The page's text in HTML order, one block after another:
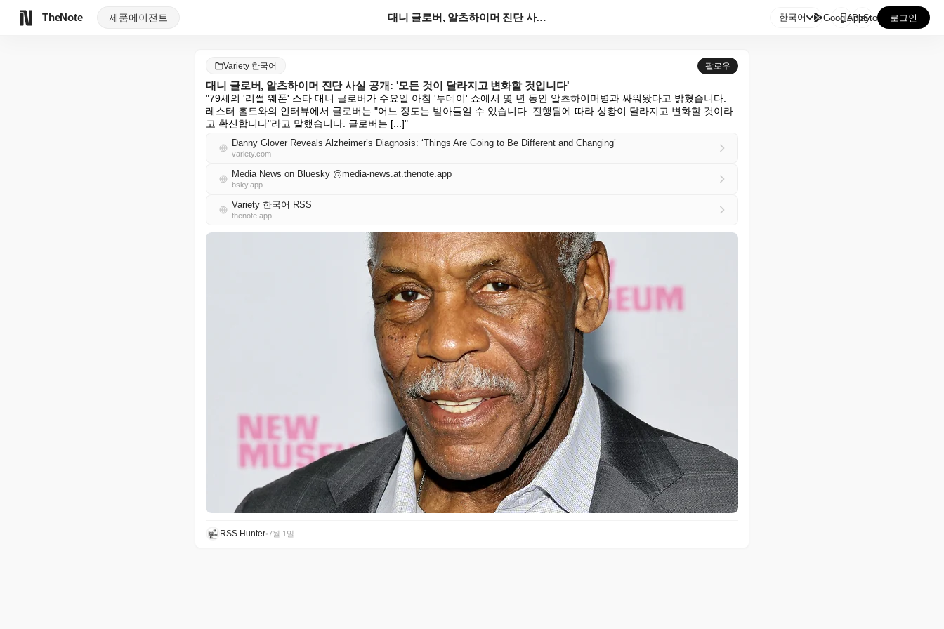
TheNote 제품에이전트 대니 글로버, 알츠하이머 진단 사실 공개: '모든 것이... 한국어 GooglePlay
AppStore 로그인
Variety 한국어 팔로우
대니 글로버, 알츠하이머 진단 사실 공개: '모든 것이 달라지고 변화할 것입니다'
"79세의 '리썰 웨폰' 스타 대니 글로버가 수요일 아침 '투데이' 쇼에서 몇 년 동안 알츠하이머병과 싸워왔다고 밝혔습니다.
레스터 홀트와의 인터뷰에서 글로버는 "어느 정도는 받아들일 수 있습니다. 진행됨에 따라 상황이 달라지고 변화할 것이라
고 확신합니다"라고 말했습니다. 글로버는 [...]"
Danny Glover Reveals Alzheimer’s Diagnosis: ‘Things Are Going to Be Different and Changing’
variety.com
Media News on Bluesky @media-news.at.thenote.app
bsky.app
Variety 한국어 RSS
thenote.app
RSS Hunter•7월 1일